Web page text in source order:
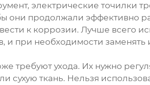
электрические точилки
они продолжали эффективно
к коррозии. Лучше всего
и при необходимости
требуют ухода. Их нужно
сухую ткань. Нельзя